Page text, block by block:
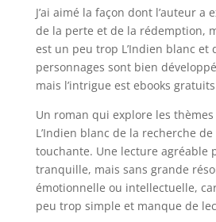
J’ai aimé la façon dont l’auteur a
de la perte et de la rédemption,
est un peu trop L’Indien blanc et
personnages sont bien
mais l’intrigue est ebooks
Un roman qui explore les
L’Indien blanc de la recherche
touchante. Une lecture agréable
tranquille, mais sans grande
émotionnelle ou intellectuelle,
peu trop simple et manque de